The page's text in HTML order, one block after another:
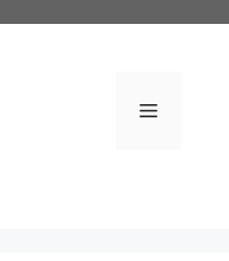
Menu